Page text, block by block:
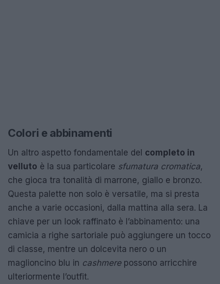
Colori e abbinamenti
Un altro aspetto fondamentale del completo in
velluto è la sua particolare sfumatura cromatica,
che gioca tra tonalità di marrone, giallo e bronzo.
Questa palette non solo è versatile, ma si presta
anche a varie occasioni, dalla mattina alla sera. La
chiave per un look raffinato è l’abbinamento: una
camicia a righe sartoriale può aggiungere un tocco
di classe, mentre un dolcevita nero o un
maglioncino blu in cashmerepossono arricchire
ulteriormente l’outfit.